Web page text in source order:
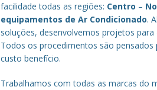
facilidade todas as regiões: Centro –
equipamentos de Ar Condicionado.
soluções, desenvolvemos projetos
Todos os procedimentos são
custo benefício.
Trabalhamos com todas as marcas do